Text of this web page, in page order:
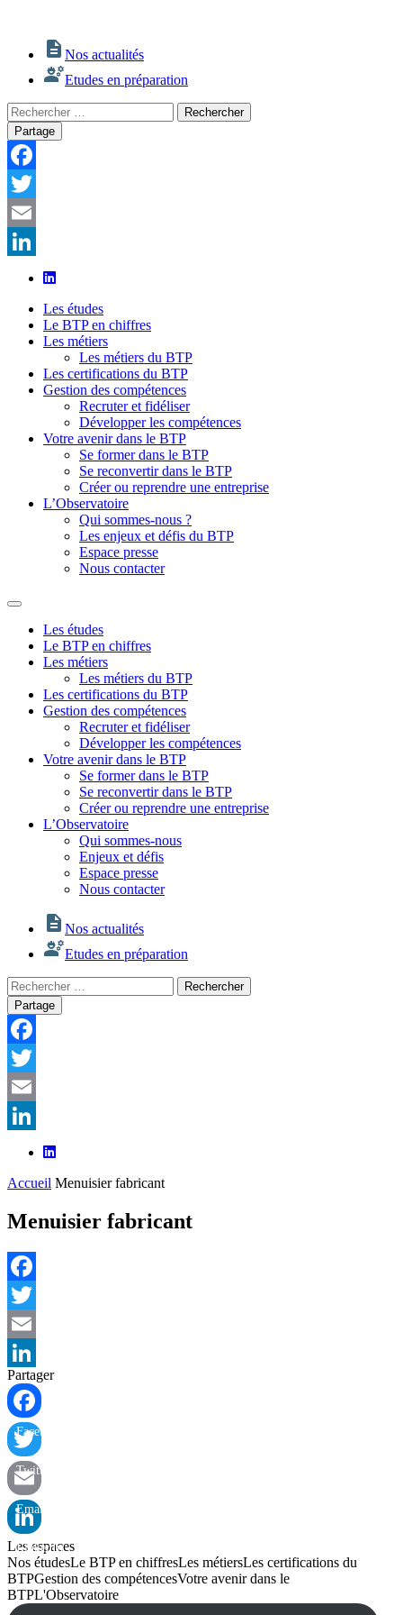
Nos actualités
Etudes en préparation
Rechercher
:
Rechercher
Partage
Facebook
Twitter
Email
LinkedIn
Les études
Le BTP en chiffres
Les métiers
Les métiers du BTP
Les certifications du BTP
Gestion des compétences
Recruter et fidéliser
Développer les compétences
Votre avenir dans le BTP
Se former dans le BTP
Se reconvertir dans le BTP
Créer ou reprendre une entreprise
L’Observatoire
Qui sommes-nous ?
Les enjeux et défis du BTP
Espace presse
Nous contacter
Les études
Le BTP en chiffres
Les métiers
Les métiers du BTP
Les certifications du BTP
Gestion des compétences
Recruter et fidéliser
Développer les compétences
Votre avenir dans le BTP
Se former dans le BTP
Se reconvertir dans le BTP
Créer ou reprendre une entreprise
L’Observatoire
Qui sommes-nous
Enjeux et défis
Espace presse
Nous contacter
Nos actualités
Etudes en préparation
Rechercher
:
Rechercher
Partage
Facebook
Twitter
Email
LinkedIn
Accueil Menuisier fabricant
Menuisier fabricant
Facebook
Twitter
Email
LinkedIn
Partager
Facebook
Twitter
Email
LinkedIn
Les espaces
Nos étudesLe BTP en chiffresLes métiersLes certifications du
BTPGestion des compétencesVotre avenir dans le
BTPL'Observatoire